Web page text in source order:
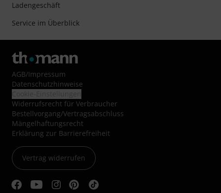
Ladengeschäft
Service im Überblick
AGB/Impressum
Datenschutzhinweise
Widerrufsrecht für Verbraucher
Bestellvorgang/Vertragsabschluss
Mängelhaftungsrecht
Erklärung zur Barrierefreiheit
Vertrag widerrufen